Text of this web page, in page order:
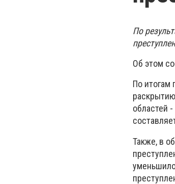
По
Об этом
По итогам
областей
Также, в